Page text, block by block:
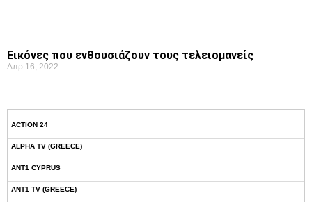
Εικόνες που ενθουσιάζουν τους τελειομανείς
Απρ 16, 2022
ACTION 24
ALPHA TV (GREECE)
ANT1 CYPRUS
ANT1 TV (GREECE)